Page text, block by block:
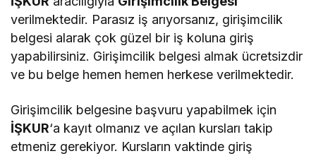
verilmektedir. Parasız iş arıyorsanız, girişimcilik
belgesi alarak çok güzel bir iş koluna giriş
yapabilirsiniz. Girişimcilik belgesi almak ücretsizdir
ve bu belge hemen hemen herkese verilmektedir.
Girişimcilik belgesine başvuru yapabilmek için
İŞKUR‘a kayıt olmanız ve açılan kursları takip
etmeniz gerekiyor. Kursların vaktinde giriş